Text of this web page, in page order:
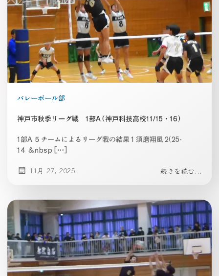
バレーボール部
神戸市秋季リーグ戦 1部A (神戸科技高校11/15・16)
1部A ５チームによるリーグ戦の結果 1 須磨翔風 2(25-
14 &nbsp […]
11月 27, 2025 続きを読む...